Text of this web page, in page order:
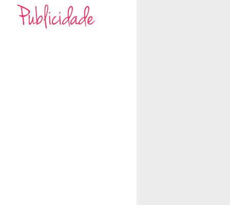
Publicidade